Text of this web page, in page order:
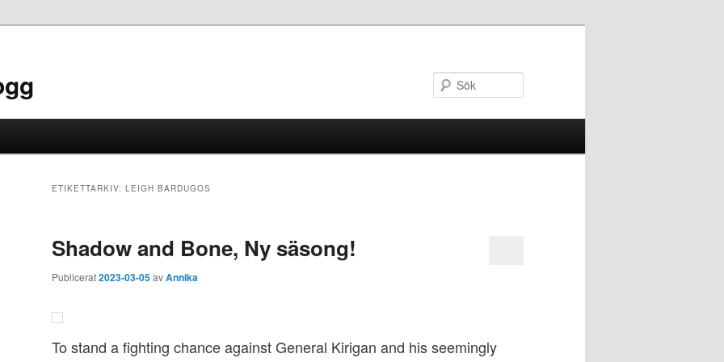
ETIKETTARKIV: LEIGH BARDUGOS
Shadow and Bone, Ny säsong!
Publicerat2023-03-05avAnnika
To stand a fighting chance against General Kirigan and his seemingly